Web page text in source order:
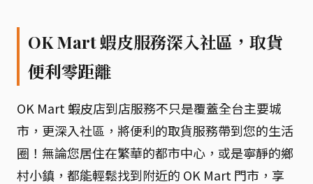
OK Mart 蝦皮服務深入社區，取貨
便利零距離
OK Mart 蝦皮店到店服務不只是覆蓋全台主要城
市，更深入社區，將便利的取貨服務帶到您的生活
圈！無論您居住在繁華的都市中心，或是寧靜的鄉
村小鎮，都能輕鬆找到附近的 OK Mart 門市，享